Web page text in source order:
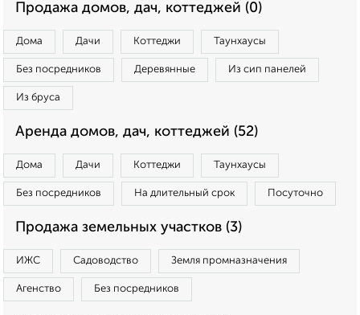
Продажа домов, дач, коттеджей (0)
Дома Дачи Коттеджи Таунхаусы
Без посредников Деревянные Из сип панелей
Из бруса
Аренда домов, дач, коттеджей (52)
Дома Дачи Коттеджи Таунхаусы
Без посредников На длительный срок Посуточно
Продажа земельных участков (3)
ИЖС Садоводство Земля промназначения
Агенство Без посредников